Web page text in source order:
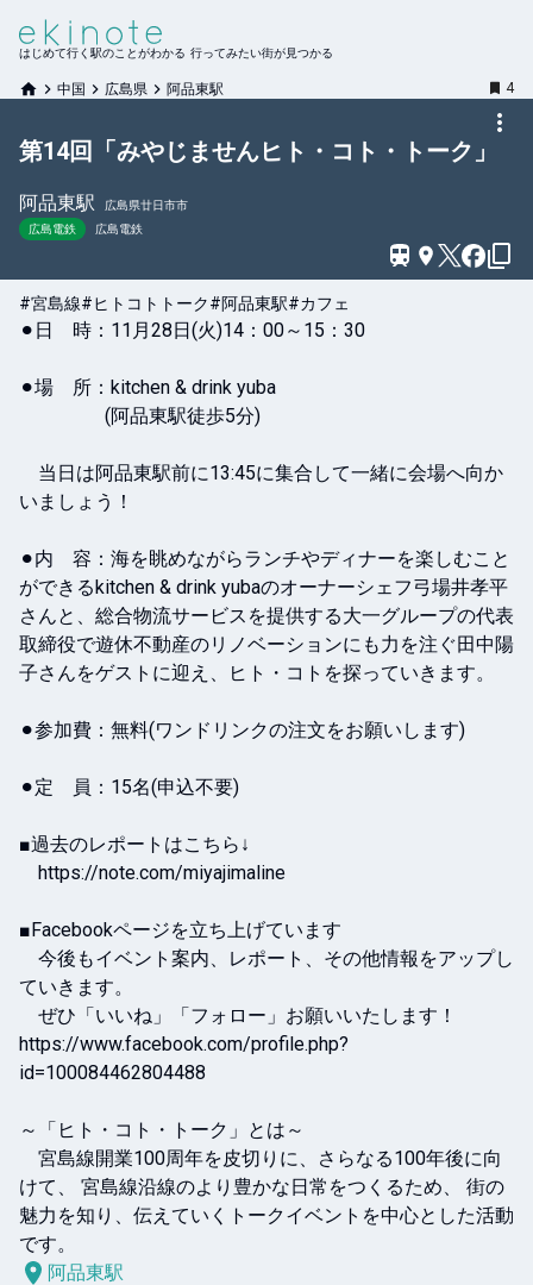
はじめて行く駅のことがわかる 行ってみたい街が見つかる
中国 広島県 阿品東駅 4
第14回「みやじませんヒト・コト・トーク」
阿品東駅
広島県廿日市市
広島電鉄
広島電鉄
#宮島線#ヒトコトトーク#阿品東駅#カフェ
⚫︎日　時：11月28日(火)14：00～15：30
⚫︎場　所：kitchen & drink yuba
当日は阿品東駅前に13:45に集合して一緒に会場へ向か
いましょう！
⚫︎内　容：海を眺めながらランチやディナーを楽しむこと
ができるkitchen & drink yubaのオーナーシェフ弓場井孝平
さんと、総合物流サービスを提供する大一グループの代表
取締役で遊休不動産のリノベーションにも力を注ぐ田中陽
子さんをゲストに迎え、ヒト・コトを探っていきます。
⚫︎参加費：無料(ワンドリンクの注文をお願いします)
⚫︎定　員：15名(申込不要)
■過去のレポートはこちら↓
https://note.com/miyajimaline
■Facebookページを立ち上げています
今後もイベント案内、レポート、その他情報をアップし
ていきます。
ぜひ「いいね」「フォロー」お願いいたします！
https://www.facebook.com/profile.php?
id=100084462804488
～「ヒト・コト・トーク」とは～
宮島線開業100周年を皮切りに、さらなる100年後に向
けて、 宮島線沿線のより豊かな日常をつくるため、 街の
魅力を知り、伝えていくトークイベントを中心とした活動
です。
阿品東駅